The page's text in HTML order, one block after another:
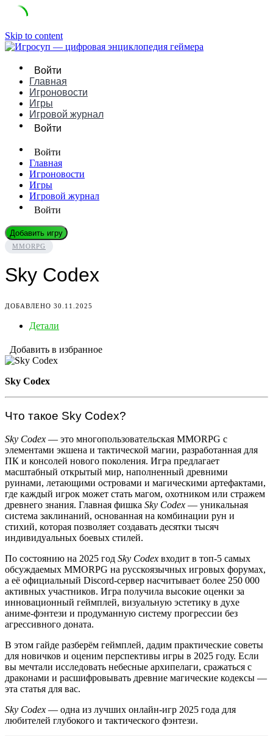
Skip to content
Войти
Главная
Игроновости
Игры
Игровой журнал
Войти
Войти
Главная
Игроновости
Игры
Игровой журнал
Войти
Добавить игру
MMORPG
Sky Codex
ДОБАВЛЕНО 30.11.2025
Детали
Добавить в избранное
Sky Codex
Что такое Sky Codex?
Sky Codex — это многопользовательская MMORPG с
элементами экшена и тактической магии, разработанная для
ПК и консолей нового поколения. Игра предлагает
масштабный открытый мир, наполненный древними
руинами, летающими островами и магическими артефактами,
где каждый игрок может стать магом, охотником или стражем
древнего знания. Главная фишка Sky Codex — уникальная
система заклинаний, основанная на комбинации рун и
стихий, которая позволяет создавать десятки тысяч
индивидуальных боевых стилей.
По состоянию на 2025 год Sky Codex входит в топ-5 самых
обсуждаемых MMORPG на русскоязычных игровых форумах,
а её официальный Discord-сервер насчитывает более 250 000
активных участников. Игра получила высокие оценки за
инновационный геймплей, визуальную эстетику в духе
аниме-фэнтези и продуманную систему прогрессии без
агрессивного доната.
В этом гайде разберём геймплей, дадим практические советы
для новичков и оценим перспективы игры в 2025 году. Если
вы мечтали исследовать небесные архипелаги, сражаться с
драконами и расшифровывать древние магические кодексы —
эта статья для вас.
Sky Codex — одна из лучших онлайн-игр 2025 года для
любителей глубокого и тактического фэнтези.